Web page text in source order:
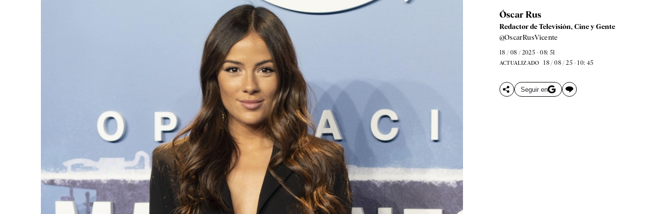
Óscar Rus
Redactor de Televisión, Cine y Gente
@OscarRusVicente
18 / 08 / 2025 - 08: 51
ACTUALIZADO 18 / 08 / 25 - 10: 45
Seguir en